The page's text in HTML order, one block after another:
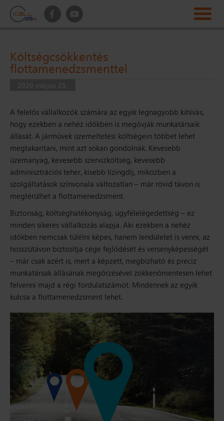
Költségcsökkentés
flottamenedzsmenttel
A felelős vállalkozók számára az egyik legnagyobb kihívás,
hogy ezekben a nehéz időkben is megóvják munkatársaik
állását. A járművek üzemeltetési költségein többet lehet
megtakarítani, mint azt sokan gondolnák. Kevesebb
üzemanyag, kevesebb szervizköltség, kevesebb
adminisztrációs teher, kisebb lízingdíj, miközben a
szolgáltatások színvonala változatlan – már rövid távon is
megtérülhet a flottamenedzsment.
Biztonság, költséghatékonyság, ügyfélelégedettség – ez
minden sikeres vállalkozás alapja. Aki ezekben a nehéz
időkben nemcsak túlélni képes, hanem lendületet is venni, az
hosszútávon biztosítja cége fejlődését és versenyképességét
– már csak azért is, mert a képzett, megbízható és precíz
munkatársak állásának megőrzésével zökkenőmentesen lehet
felvenni majd a régi fordulatszámot. Mindennek az egyik
kulcsa a flottamenedzsment lehet.